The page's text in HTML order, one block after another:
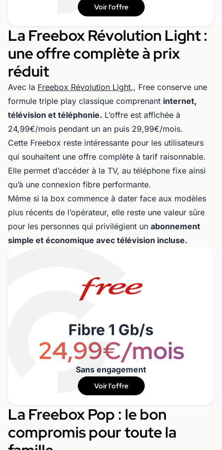
Voir l'offre
La Freebox Révolution Light :
une offre complète à prix
réduit
Avec la Freebox Révolution Light,, Free conserve une
formule triple play classique comprenant internet,
télévision et téléphonie. L’offre est affichée à
24,99€/mois pendant un an puis 29,99€/mois.
Cette Freebox reste intéressante pour les utilisateurs
qui souhaitent une offre complète à tarif raisonnable.
Elle permet d’accéder à la TV, au téléphone fixe ainsi
qu’à une connexion fibre performante.
Même si la box commence à dater face aux modèles
plus récents de l’opérateur, elle reste une valeur sûre
pour les personnes qui privilégient un abonnement
simple et économique avec télévision incluse.
Fibre 1 Gb/s
24,99€/mois
Sans engagement
Voir l'offre
La Freebox Pop : le bon
compromis pour toute la